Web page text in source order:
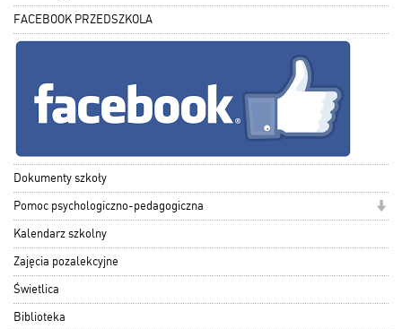
FACEBOOK PRZEDSZKOLA
Dokumenty szkoły
Pomoc psychologiczno-pedagogiczna
Kalendarz szkolny
Zajęcia pozalekcyjne
Świetlica
Biblioteka